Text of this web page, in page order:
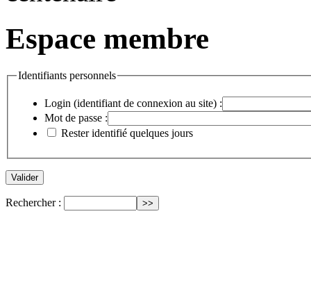
Espace membre
Identifiants personnels
Login (identifiant de connexion au site) :
Mot de passe :
Rester identifié quelques jours
Rechercher :